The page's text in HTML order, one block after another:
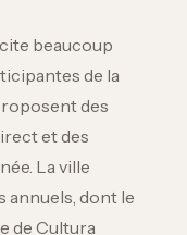
beaucoup
de la
des
et des
La ville
annuels, dont le
de Cultura